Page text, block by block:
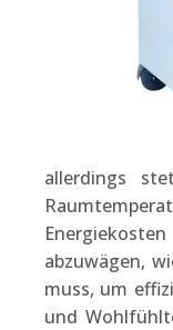
allerdings
abzuwägen,
muss, um
und